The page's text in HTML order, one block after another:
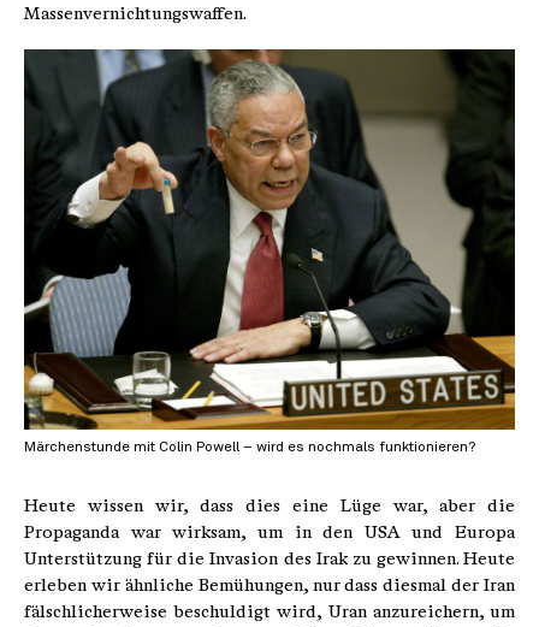
Massenvernichtungswaffen.
Märchenstunde mit Colin Powell – wird es nochmals funktionieren?
Heute wissen wir, dass dies eine Lüge war, aber die
Propaganda war wirksam, um in den USA und Europa
Unterstützung für die Invasion des Irak zu gewinnen. Heute
erleben wir ähnliche Bemühungen, nur dass diesmal der Iran
fälschlicherweise beschuldigt wird, Uran anzureichern, um